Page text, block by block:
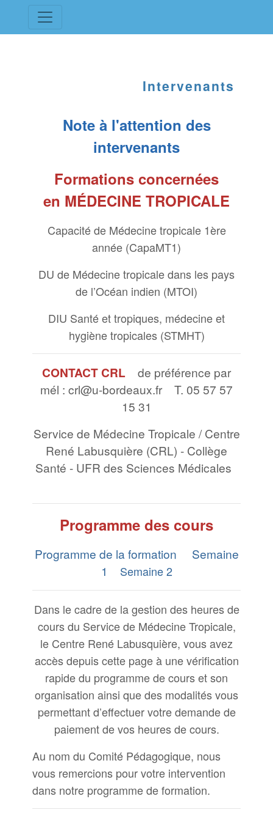
Intervenants
Note à l'attention des
intervenants
Formations concernées
en MÉDECINE TROPICALE
Capacité de Médecine tropicale 1ère
année (CapaMT1)
DU de Médecine tropicale dans les pays
de l’Océan indien (MTOI)
DIU Santé et tropiques, médecine et
hygiène tropicales (STMHT)
CONTACT CRL
de préférence par
mél : crl@u-bordeaux.fr T. 05 57 57
15 31
Service de Médecine Tropicale / Centre
René Labusquière (CRL) - Collège
Santé - UFR des Sciences Médicales
Programme des cours
Programme de la formation
Semaine
1
Semaine 2
Dans le cadre de la gestion des heures de
cours du Service de Médecine Tropicale,
le Centre René Labusquière, vous avez
accès depuis cette page à une vérification
rapide du programme de cours et son
organisation ainsi que des modalités vous
permettant d’effectuer votre demande de
paiement de vos heures de cours.
Au nom du Comité Pédagogique, nous
vous remercions pour votre intervention
dans notre programme de formation.